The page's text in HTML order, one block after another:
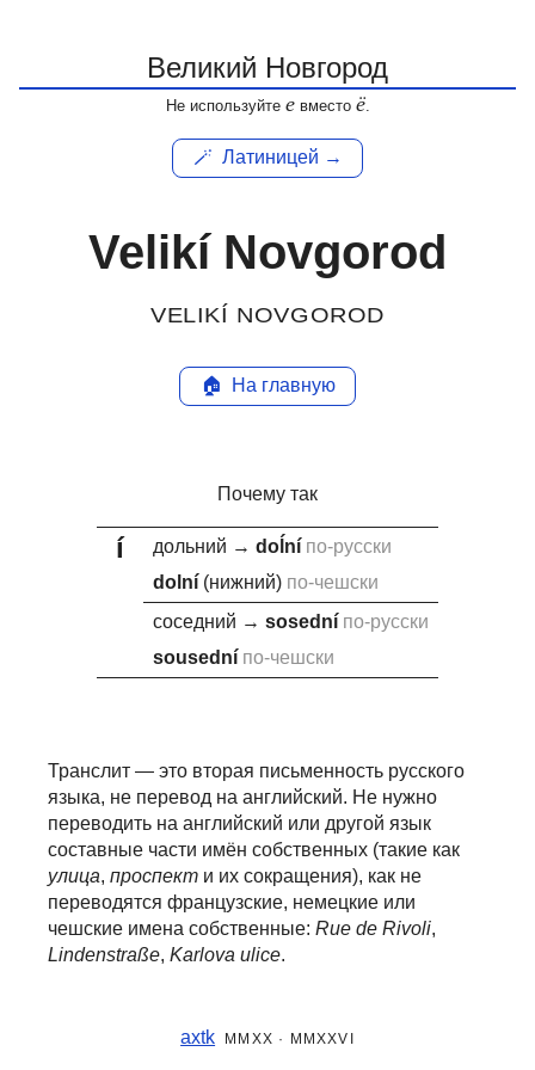
Не используйте евместо ё.
🪄 Латиницей →
Velikí Novgorod
VELIKÍ NOVGOROD
🏠 На главную
Почему так
í дольний → doĺní по-русски
dolní (нижний) по-чешски
соседний → sosední по-русски
sousední по-чешски
Транслит — это вторая письменность русского
языка, не перевод на английский. Не нужно
переводить на английский или другой язык
составные части имён собственных (такие как
улица, проспект и их сокращения), как не
переводятся французские, немецкие или
чешские имена собственные: Rue de Rivoli,
Lindenstraße, Karlova ulice.
axtk MMXX · MMXXVI